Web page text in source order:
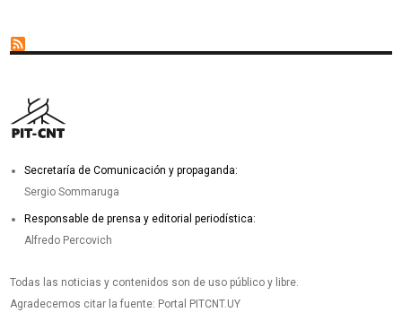
Secretaría de Comunicación y propaganda:
Sergio Sommaruga
Responsable de prensa y editorial periodística:
Alfredo Percovich
Todas las noticias y contenidos son de uso público y libre.
Agradecemos citar la fuente: Portal PITCNT.UY